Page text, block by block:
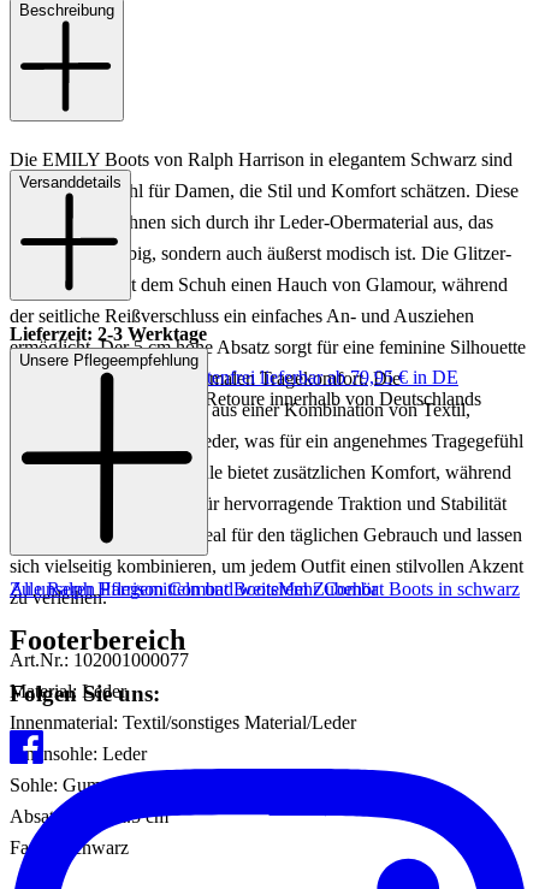
Beschreibung
Die EMILY Boots von Ralph Harrison in elegantem Schwarz sind
die perfekte Wahl für Damen, die Stil und Komfort schätzen. Diese
Stiefeletten zeichnen sich durch ihr Leder-Obermaterial aus, das
nicht nur langlebig, sondern auch äußerst modisch ist. Die Glitzer-
Schnalle verleiht dem Schuh einen Hauch von Glamour, während
der seitliche Reißverschluss ein einfaches An- und Ausziehen
ermöglicht. Der 5 cm hohe Absatz sorgt für eine feminine Silhouette
und bietet gleichzeitig optimalen Tragekomfort. Die
Innenmaterialien bestehen aus einer Kombination von Textil,
sonstigem Material und Leder, was für ein angenehmes Tragegefühl
sorgt. Die Leder-Innensohle bietet zusätzlichen Komfort, während
die Gummi-Außensohle für hervorragende Traktion und Stabilität
sorgt. Diese Boots sind ideal für den täglichen Gebrauch und lassen
sich vielseitig kombinieren, um jedem Outfit einen stilvollen Akzent
zu verleihen.
Art.Nr.: 102001000077
Material: Leder
Innenmaterial: Textil/sonstiges Material/Leder
Innensohle: Leder
Sohle: Gummisohle
Absatzhöhe: ca.5 cm
Farbe: Schwarz
Versanddetails
Lieferzeit: 2-3 Werktage
Keine Versandkosten:
kostenfrei lieferbar ab 79,95 € in DE
Einfache und Kostenlose Retoure innerhalb von Deutschlands
Unsere Pflegeempfehlung
Zu unseren Pflegemitteln und weiterem Zubehör
Alle Ralph Harrison Combat BootsMehr Combat Boots in schwarz
Footerbereich
Folgen Sie uns: